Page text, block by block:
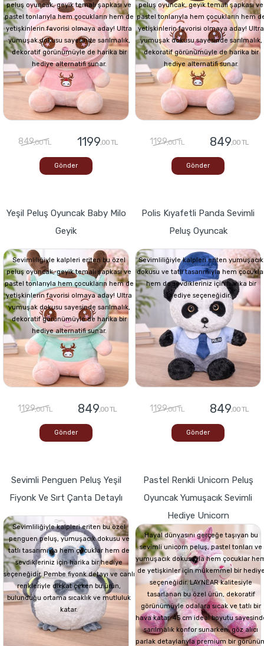
peluş oyuncak, geyik temalı şapkası ve
pastel tonlarıyla hem çocukların hem de
yetişkinlerin favorisi olmaya aday! Ultra
yumuşak dokusu sayesinde sarılmalık,
dekoratif görünümüyle de harika bir
hediye alternatifi sunar.
849,00 TL 1199,00 TL
Gönder
peluş oyuncak, geyik temalı şapkası ve
pastel tonlarıyla hem çocukların hem
yetişkinlerin favorisi olmaya aday! Ultra
yumuşak dokusu sayesinde sarılmalık,
dekoratif görünümüyle de harika bir
hediye alternatifi sunar.
1199,00 TL 849,00 TL
Gönder
Yeşil Peluş Oyuncak Baby Milo
Geyik
Sevimliliğiyle kalpleri eriten bu özel
peluş oyuncak, geyik temalı şapkası ve
pastel tonlarıyla hem çocukların hem de
yetişkinlerin favorisi olmaya aday! Ultra
yumuşak dokusu sayesinde sarılmalık,
dekoratif görünümüyle de harika bir
hediye alternatifi sunar.
1199,00 TL 849,00 TL
Gönder
Polis Kıyafetli Panda Sevimli
Peluş Oyuncak
Sevimliliğiyle kalpleri eriten yumuşacık
dokusu ve tatlı tasarımıyla hem
hem de sevdikleriniz için harika bir
hediye seçeneğidir.
1199,00 TL 849,00 TL
Gönder
Sevimli Penguen Peluş Yeşil
Fiyonk Ve Sırt Çanta Detaylı
Sevimliliğiyle kalpleri eriten bu özel
penguen peluş, yumuşacık dokusu ve
tatlı tasarımıyla hem çocuklar hem de
sevdikleriniz için harika bir hediye
seçeneğidir. Pembe fiyonk detayı ve canlı
renkleriyle dikkat çeken bu ürün,
bulunduğu ortama sıcaklık ve mutluluk
katar.
Pastel Renkli Unicorn Peluş
Oyuncak Yumuşacık Sevimli
Hediye Unicorn
Hayal dünyasını gerçeğe taşıyan bu
sevimli unicorn peluş, pastel tonları ve
yumuşacık dokusuyla hem çocuklar
de yetişkinler için mükemmel bir
seçeneğidir. LAYNEAR kalitesiyle
tasarlanan bu özel ürün, dekoratif
görünümüyle odalara sıcak ve tatlı bir
hava katar. 45 cm ideal boyutu
sarılmalık konfor sunarken, göz alıcı
parlak detaylarıyla premium bir